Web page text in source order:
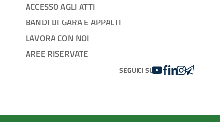
ACCESSO AGLI ATTI
BANDI DI GARA E APPALTI
LAVORA CON NOI
AREE RISERVATE
SEGUICI SUYOUTUBE
FACEBOOK
LINKEDIN
INSTAGRAM